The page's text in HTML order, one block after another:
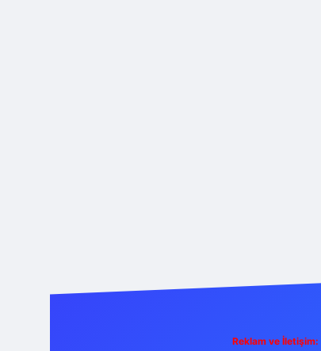
Reklam ve İletişim: